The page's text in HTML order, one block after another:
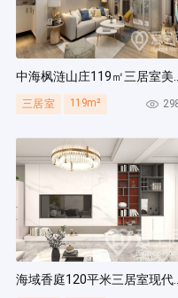
中海枫涟山庄
三居室 119m²
海域香庭120平